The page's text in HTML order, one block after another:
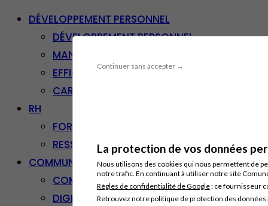
Continuer sans accepter →
La protection de vos données
Nous utilisons des cookies qui nous permettent de
notre trafic. En continuant à utiliser notre site
Règles de confidentialité de Google: ce fournisseur
Retrouvez notre politique de protection des
DÉVELOPPEMENT PERSONNEL
DÉVELOPPEMENT PERSONNEL
MANAGEMENT
EFFICACITÉ PROFESSIONNELLE
CARRIÈRE & RECONVERSION
RH
FORMATION PROFESSIONNELLE
RESSOURCES HUMAINES
COMMUNICATION/DIGITAL
COMMUNICATION
DIGITAL